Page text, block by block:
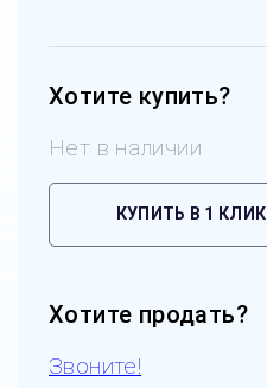
Хотите купить?
Нет в наличии
КУПИТЬ В 1 КЛИК
Хотите продать?
Звоните!